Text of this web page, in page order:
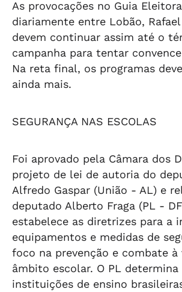
As provocações no Guia
diariamente entre Lobão,
devem continuar assim até o
campanha para tentar
Na reta final, os programas
ainda mais.
SEGURANÇA NAS ESCOLAS
Foi aprovado pela Câmara dos
projeto de lei de autoria do
Alfredo Gaspar (União - AL) e
deputado Alberto Fraga (PL -
estabelece as diretrizes para a
equipamentos e medidas de
foco na prevenção e combate à
âmbito escolar. O PL determina
instituições de ensino